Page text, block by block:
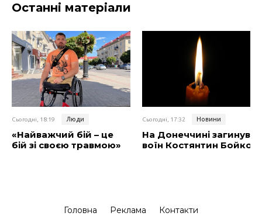
Останні матеріали
Сьогодні, 18:19 Люди
«Найважчий бій – це
бій зі своєю травмою»
Сьогодні, 17:32 Новини
На Донеччині загинув
воїн Костянтин Бойко
Головна Реклама Контакти